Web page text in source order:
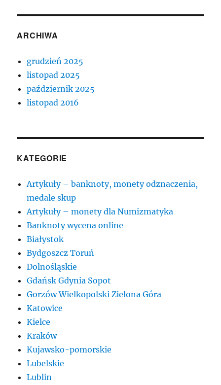
ARCHIWA
grudzień 2025
listopad 2025
październik 2025
listopad 2016
KATEGORIE
Artykuły – banknoty, monety odznaczenia,
medale skup
Artykuły – monety dla Numizmatyka
Banknoty wycena online
Białystok
Bydgoszcz Toruń
Dolnośląskie
Gdańsk Gdynia Sopot
Gorzów Wielkopolski Zielona Góra
Katowice
Kielce
Kraków
Kujawsko-pomorskie
Lubelskie
Lublin